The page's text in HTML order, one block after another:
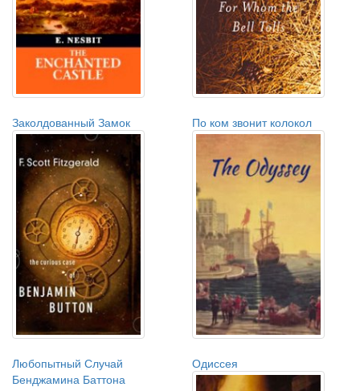
Заколдованный Замок По ком звонит колокол
Любопытный Случай
Бенджамина Баттона
Одиссея